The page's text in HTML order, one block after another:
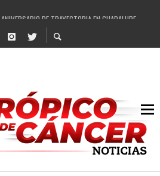
DE TRAYECTORIA EN GUADALUPE
EL REGIONAL MEXICANO A GUADALUPE
DE GUADALUPE ESCRITURACIÓN SOSPECHOSA DE
NUEVA TORRE DE VIGILANCIA PARA GUADALUPE
SALDÍVAR LA SEMANA MUNDIAL DE LA LACTANCIA
LOCALES EN FESTIVAL CULTURAL Y
VIALIDADES EN LOS ÚLTIMOS CUATRO MESES EN
PEPE SALDÍVAR A LAS INFANCIAS GUADALUPENSES